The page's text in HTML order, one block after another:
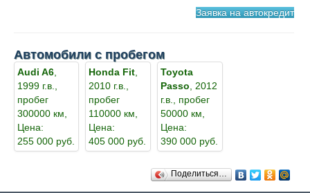
Заявка на автокредит
Автомобили с пробегом
Audi A6,
1999 г.в.,
пробег
300000 км,
Цена:
255 000 руб.
Honda Fit,
2010 г.в.,
пробег
110000 км,
Цена:
405 000 руб.
Toyota
Passo, 2012
г.в., пробег
50000 км,
Цена:
390 000 руб.
Поделиться…